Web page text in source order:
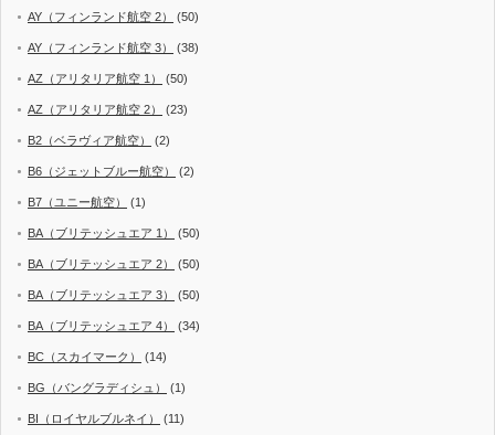
AY（フィンランド航空 2） (50)
AY（フィンランド航空 3） (38)
AZ（アリタリア航空 1） (50)
AZ（アリタリア航空 2） (23)
B2（ベラヴィア航空） (2)
B6（ジェットブルー航空） (2)
B7（ユニー航空） (1)
BA（ブリテッシュエア 1） (50)
BA（ブリテッシュエア 2） (50)
BA（ブリテッシュエア 3） (50)
BA（ブリテッシュエア 4） (34)
BC（スカイマーク） (14)
BG（バングラディシュ） (1)
BI（ロイヤルブルネイ） (11)